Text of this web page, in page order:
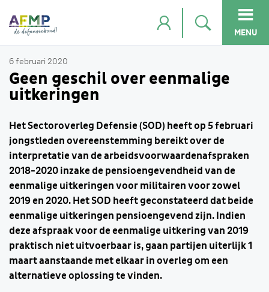
MENU
6 februari 2020
Geen geschil over eenmalige
uitkeringen
Het Sectoroverleg Defensie (SOD) heeft op 5 februari
jongstleden overeenstemming bereikt over de
interpretatie van de arbeidsvoorwaardenafspraken
2018-2020 inzake de pensioengevendheid van de
eenmalige uitkeringen voor militairen voor zowel
2019 en 2020. Het SOD heeft geconstateerd dat beide
eenmalige uitkeringen pensioengevend zijn. Indien
deze afspraak voor de eenmalige uitkering van 2019
praktisch niet uitvoerbaar is, gaan partijen uiterlijk 1
maart aanstaande met elkaar in overleg om een
alternatieve oplossing te vinden.